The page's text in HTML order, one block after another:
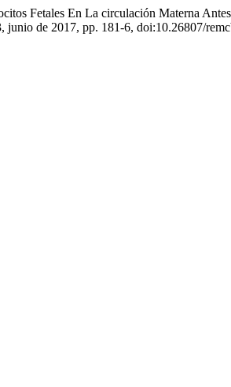
Fetales En La circulación Materna
junio de 2017, pp. 181-6, doi:10.26807/